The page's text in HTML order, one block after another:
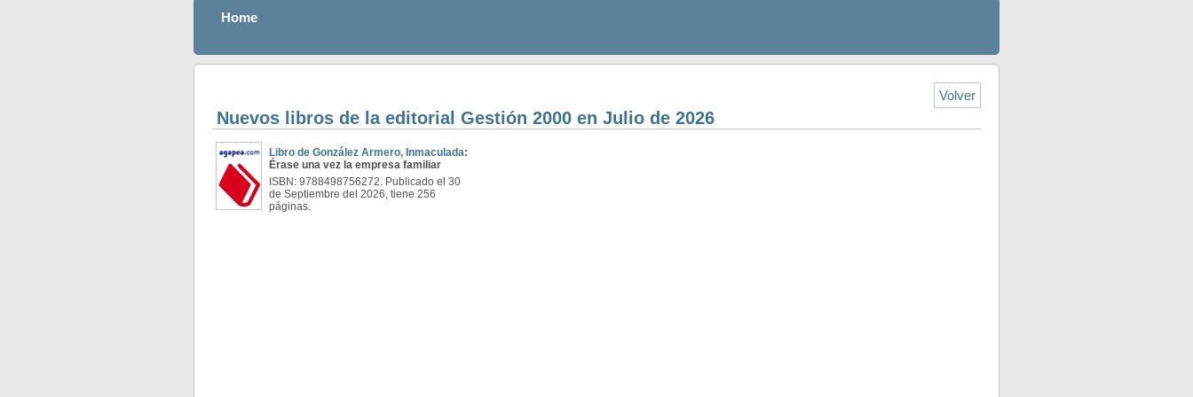
Home
Volver
Nuevos libros de la editorial Gestión 2000 en Julio de 2026
Libro de González Armero, Inmaculada:
Érase una vez la empresa familiar
ISBN: 9788498756272. Publicado el 30
de Septiembre del 2026, tiene 256
páginas.